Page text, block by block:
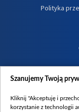
Polityka
Szanujemy Twoją
Kliknij "Akceptuję i
korzystanie z technologii